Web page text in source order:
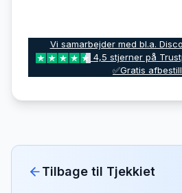
Vi samarbejder med bl.a.
4,5 stjerner på
✅Gratis
Tilbage til Tjekkiet